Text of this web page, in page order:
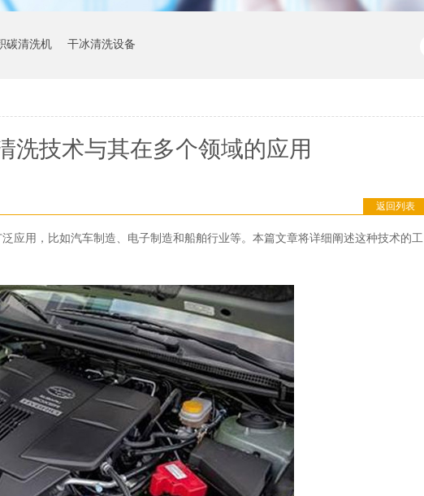
碳清洗机 干冰清洗设备
洗技术与其在多个领域的应用
返回列表
应用，比如汽车制造、电子制造和船舶行业等。本篇文章将详细阐述这种技术的工